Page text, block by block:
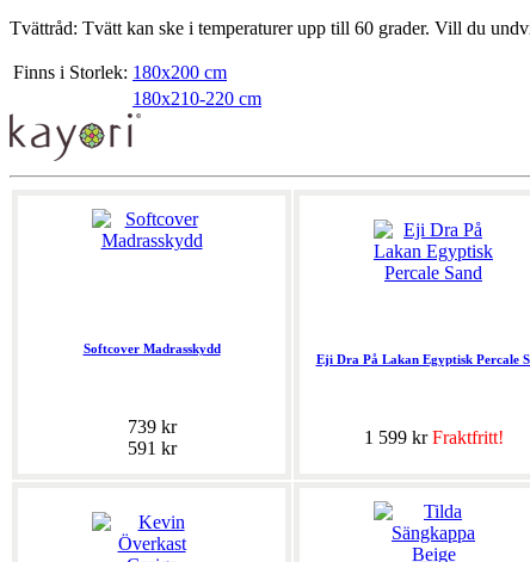
Tvättråd: Tvätt kan ske i temperaturer upp till 60 grader. Vill du
Finns i Storlek: 180x200 cm
180x210-220 cm
Softcover Madrasskydd
739 kr
591 kr
Eji Dra På Lakan Egyptisk Percale
1 599 krFraktfritt!